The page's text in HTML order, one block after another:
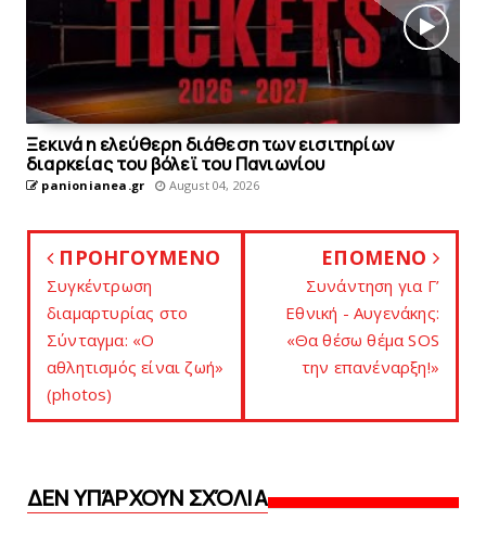
Ξεκινά η ελεύθερη διάθεση των εισιτηρίων
διαρκείας του βόλεϊ τoυ Πανιωνίου
panionianea.gr August 04, 2026
ΠΡΟΗΓΟΥΜΕΝΟ
Συγκέντρωση
διαμαρτυρίας στο
Σύνταγμα: «Ο
αθλητισμός είναι ζωή»
(photos)
ΕΠΟΜΕΝΟ
Συνάντηση για Γ’
Εθνική - Αυγενάκης:
«Θα θέσω θέμα SOS
την επανέναρξη!»
ΔΕΝ ΥΠΆΡΧΟΥΝ ΣΧΌΛΙΑ